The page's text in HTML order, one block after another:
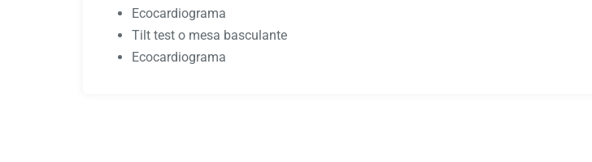
Ecocardiograma
Tilt test o mesa basculante
Ecocardiograma